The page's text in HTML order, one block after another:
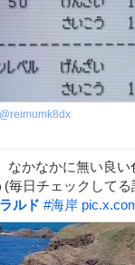
@reimumk8dx
なかなかに無い良
(毎日チェックして
ルド #海岸